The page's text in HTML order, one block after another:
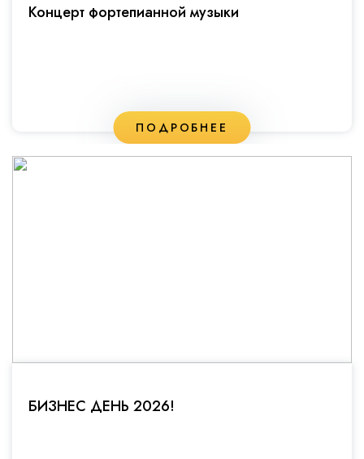
Концерт фортепианной музыки
ПОДРОБНЕЕ
БИЗНЕС ДЕНЬ 2026!